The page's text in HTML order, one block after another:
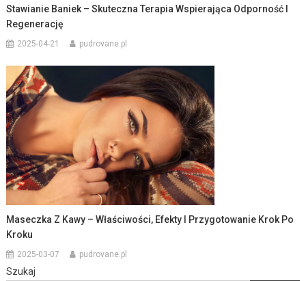
Stawianie Baniek – Skuteczna Terapia Wspierająca Odporność I
Regenerację
2025-04-21 pudrovane.pl
Maseczka Z Kawy – Właściwości, Efekty I Przygotowanie Krok Po
Kroku
2025-03-07 pudrovane.pl
Szukaj